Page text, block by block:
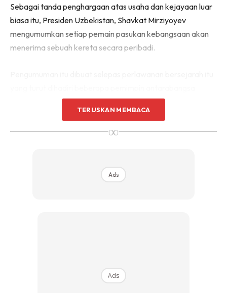
Sebagai tanda penghargaan atas usaha dan kejayaan luar
biasa itu, Presiden Uzbekistan, Shavkat Mirziyoyev
mengumumkan setiap pemain pasukan kebangsaan akan
menerima sebuah kereta secara peribadi.
termasuk Perdana Menteri Slovakia dan Presiden Bulgaria.
Langkah itu bukan sekadar simbolik ia menjadi cerminan
TERUSKAN MEMBACA
∞
Ads
Ads